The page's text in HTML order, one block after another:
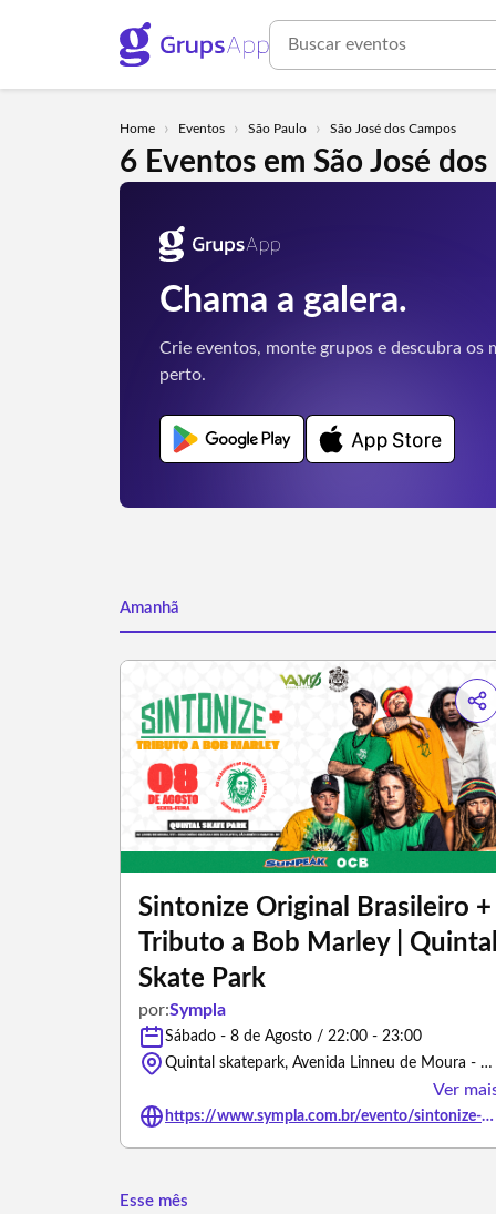
Home › Eventos › São Paulo › São José dos Campos
6 Eventos em São José
Chama a galera.
Crie eventos, monte grupos e descubra os
perto.
Amanhã
Sintonize Original Brasileiro +
Tributo a Bob Marley |
Skate Park
por:Sympla
Sábado - 8 de Agosto / 22:00 - 23:00
Quintal skatepark, Avenida Linneu de Moura - São José dos Campos/São Paulo
Ver
https://www.sympla.com.br/evento/sintonize-original-brasileiro-tributo-a-bob-marley-quintal-skate-park/3494760
Esse mês